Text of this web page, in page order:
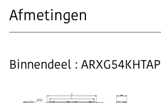
Afmetingen
Binnendeel : ARXG54KHTAP